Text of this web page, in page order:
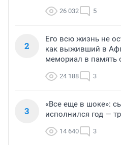
26 032 5
2
Его всю жизнь не
как выживший в
мемориал в память
24 188 3
3
«Все еще в шоке»:
исполнился год —
14 640 3